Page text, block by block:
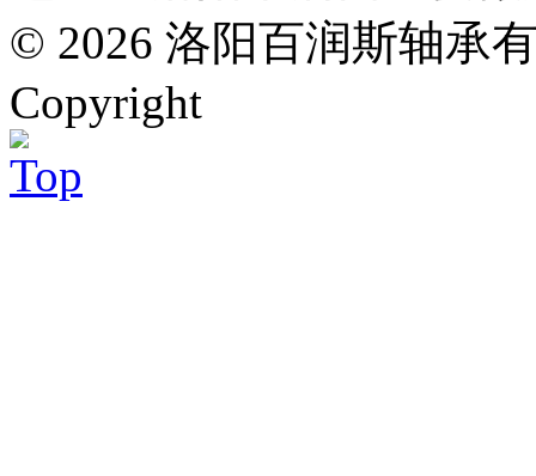
© 2026 洛阳百润斯轴承
Copyright
Top